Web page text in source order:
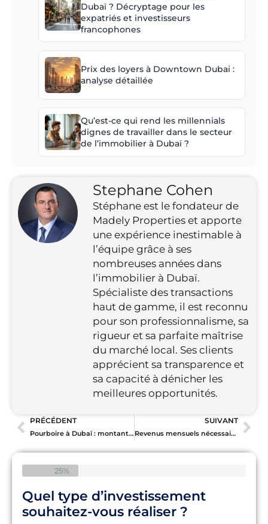
Dubaï ? Décryptage pour les
expatriés et investisseurs
francophones
Prix des loyers à Downtown Dubai :
analyse détaillée
Qu’est-ce qui rend les millennials
dignes de travailler dans le secteur
de l’immobilier à Dubaï ?
Stephane Cohen
Stéphane est le fondateur de
Madely Properties et apporte
une expérience inestimable à
l’équipe grâce à ses
nombreuses années dans
l’immobilier à Dubaï.
Spécialiste des transactions
haut de gamme, il est reconnu
pour son professionnalisme, sa
rigueur et sa parfaite maîtrise
du marché local. Ses clients
apprécient sa transparence et
sa capacité à dénicher les
meilleures opportunités.
PRÉCÉDENT
Pourboire à Dubaï : montants conseillés et situations
SUIVANT
Revenus mensuels nécessaires pour vivre à Dubaï selon chaque style de vie
25%
Quel type d’investissement
souhaitez-vous réaliser ?